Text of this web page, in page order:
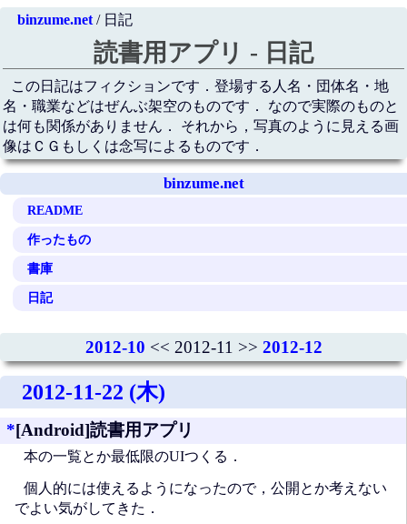
binzume.net/ 日記
読書用アプリ - 日記
この日記はフィクションです．登場する人名・団体名・地
名・職業などはぜんぶ架空のものです． なので実際のものと
は何も関係がありません． それから，写真のように見える画
像はＣＧもしくは念写によるものです．
binzume.net
README
作ったもの
書庫
日記
2012-10 << 2012-11 >> 2012-12
2012-11-22 (木)
*[Android]読書用アプリ
本の一覧とか最低限のUIつくる．
個人的には使えるようになったので，公開とか考えない
でよい気がしてきた．